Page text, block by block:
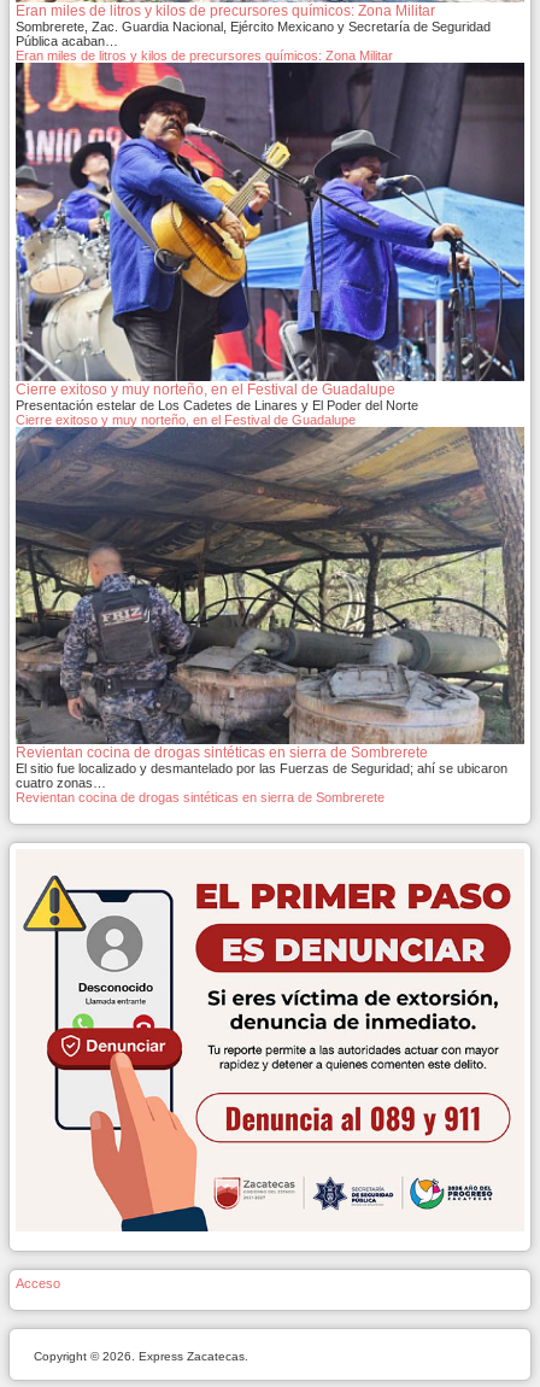
Eran miles de litros y kilos de precursores químicos: Zona Militar
Sombrerete, Zac. Guardia Nacional, Ejército Mexicano y Secretaría de Seguridad
Pública acaban…
Eran miles de litros y kilos de precursores químicos: Zona Militar
Cierre exitoso y muy norteño, en el Festival de Guadalupe
Presentación estelar de Los Cadetes de Linares y El Poder del Norte
Cierre exitoso y muy norteño, en el Festival de Guadalupe
Revientan cocina de drogas sintéticas en sierra de Sombrerete
El sitio fue localizado y desmantelado por las Fuerzas de Seguridad; ahí se ubicaron
cuatro zonas…
Revientan cocina de drogas sintéticas en sierra de Sombrerete
Acceso
Copyright © 2026. Express Zacatecas.